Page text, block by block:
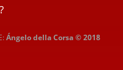
Ángelo della Corsa © 2018